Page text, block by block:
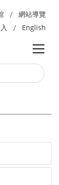
網站導覽
English